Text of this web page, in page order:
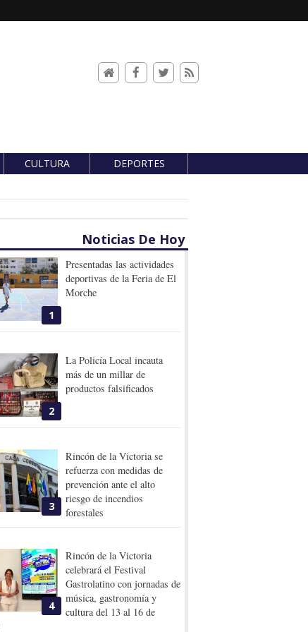
CULTURA DEPORTES
Noticias De Hoy
1
Presentadas las actividades
deportivas de la Feria de El
Morche
2
La Policía Local incauta
más de un millar de
productos falsificados
3
Rincón de la Victoria se
refuerza con medidas de
prevención ante el alto
riesgo de incendios
forestales
4
Rincón de la Victoria
celebrará el Festival
Gastrolatino con jornadas de
música, gastronomía y
cultura del 13 al 16 de